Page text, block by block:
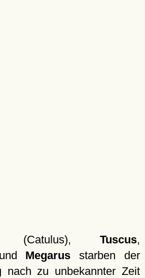
Tuscus,
Megarus starben der
nach zu unbekannter Zeit